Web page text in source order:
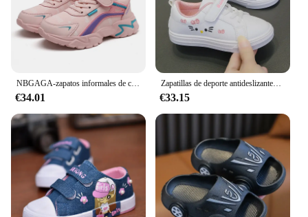
NBGAGA-zapatos informales de cuero para niñas, calzado deportivo ligero para correr de 7 a 15 años, color rosa
€34.01
Zapatillas de deporte antideslizantes para niños y niñas, zapatos planos de cuero, suela suave, a la moda, para las cuatro estaciones
€33.15